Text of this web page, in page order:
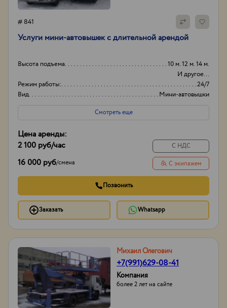
# 841
Услуги мини-автовышек с длительной арендой
Высота подъема
10 м. 12 м. 14 м.
И другое...
Режим работы:
24/7
Вид
Мини-автовышки
Высота вышки
16м
Смотреть еще
Цена аренды:
2 100 руб/час
16 000 руб/смена
С НДС
С экипажем
Позвонить
Заказать Whatsapp
Михаил Олегович
+7(991)629-08-41
Компания
более 2 лет на сайте